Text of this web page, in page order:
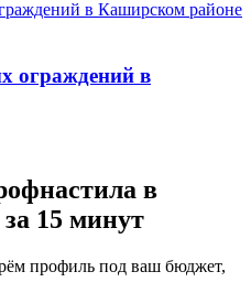
ограждений в
в
15 минут
профиль под ваш бюджет,